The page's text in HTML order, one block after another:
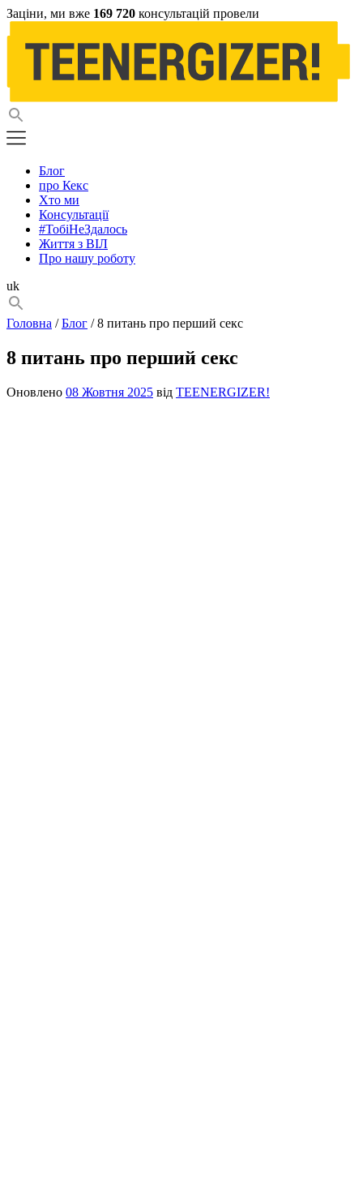
Заціни, ми вже 169 720 консультацій провели
Блог
про Кекс
Хто ми
Консультації
#ТобіНеЗдалось
Життя з ВІЛ
Про нашу роботу
uk
Головна /Блог / 8 питань про перший секс
8 питань про перший секс
Оновлено 08 Жовтня 2025 від TEENERGIZER!